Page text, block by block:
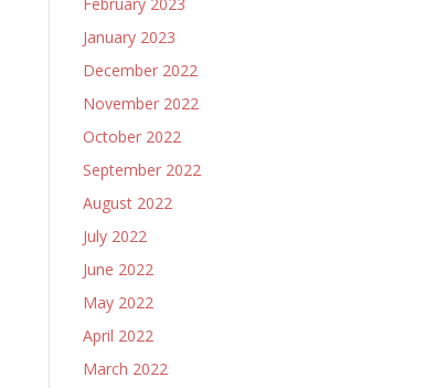
January 2023
December 2022
November 2022
October 2022
September 2022
August 2022
July 2022
June 2022
May 2022
April 2022
March 2022